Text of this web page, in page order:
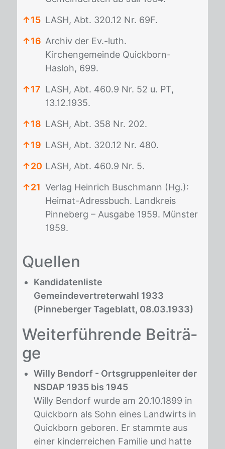
↑15 LASH, Abt. 320.12 Nr. 69F.
↑16 Archiv der Ev.-luth.
Kirchengemeinde Quickborn-
Hasloh, 699.
↑17 LASH, Abt. 460.9 Nr. 52 u. PT,
13.12.1935.
↑18 LASH, Abt. 358 Nr. 202.
↑19 LASH, Abt. 320.12 Nr. 480.
↑20 LASH, Abt. 460.9 Nr. 5.
↑21 Verlag Heinrich Buschmann (Hg.):
Heimat-Adressbuch. Landkreis
Pinneberg – Ausgabe 1959. Münster
1959.
Quel­len
Kandidatenliste
Gemeindevertreterwahl 1933
(Pinneberger Tageblatt, 08.03.1933)
Wei­ter­füh­ren­de Bei­trä­
ge
Willy Bendorf - Ortsgruppenleiter der
NSDAP 1935 bis 1945
Willy Bendorf wurde am 20.10.1899 in
Quickborn als Sohn eines Landwirts in
Quickborn geboren. Er stammte aus
einer kinderreichen Familie und hatte